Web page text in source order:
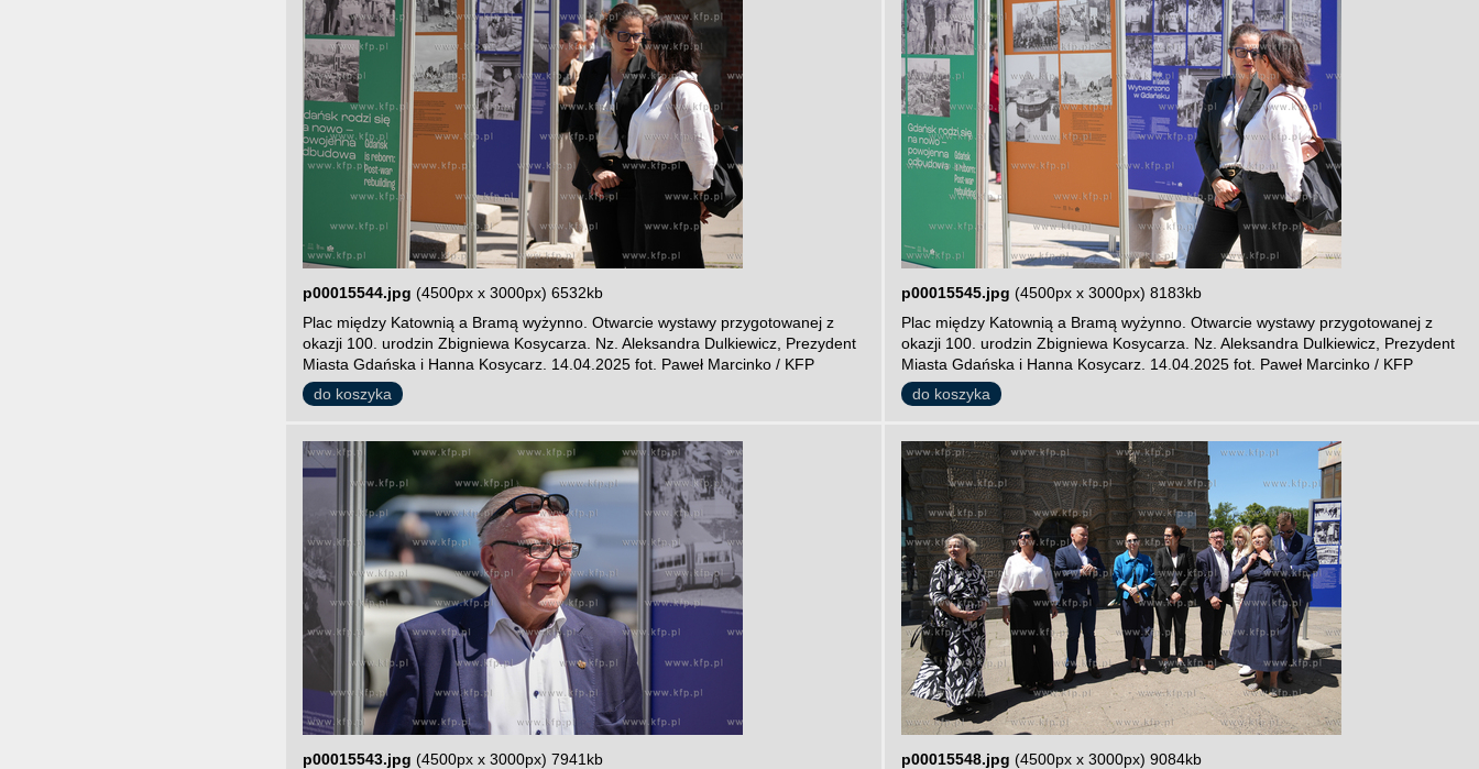
p00015544.jpg (4500px x 3000px) 6532kb
Plac między Katownią a Bramą wyżynno. Otwarcie wystawy przygotowanej z
okazji 100. urodzin Zbigniewa Kosycarza. Nz. Aleksandra Dulkiewicz, Prezydent
Miasta Gdańska i Hanna Kosycarz. 14.04.2025 fot. Paweł Marcinko / KFP
do koszyka
p00015545.jpg (4500px x 3000px) 8183kb
Plac między Katownią a Bramą wyżynno. Otwarcie wystawy przygotowanej z
okazji 100. urodzin Zbigniewa Kosycarza. Nz. Aleksandra Dulkiewicz, Prezydent
Miasta Gdańska i Hanna Kosycarz. 14.04.2025 fot. Paweł Marcinko / KFP
do koszyka
p00015543.jpg (4500px x 3000px) 7941kb
p00015548.jpg (4500px x 3000px) 9084kb